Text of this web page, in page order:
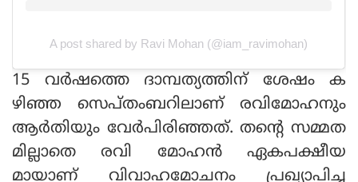
A post shared by Ravi Mohan (@iam_ravimohan)
15 വർഷത്തെ ദാമ്പത്യത്തിന് ശേഷം ക
ഴിഞ്ഞ സെപ്തംബറിലാണ് രവിമോഹനും
ആർതിയും വേർപിരിഞ്ഞത്. തന്റെ സമ്മത
മില്ലാതെ രവി മോഹൻ ഏകപക്ഷീയ
മായാണ് വിവാഹമോചനം പ്രഖ്യാപിച്ച